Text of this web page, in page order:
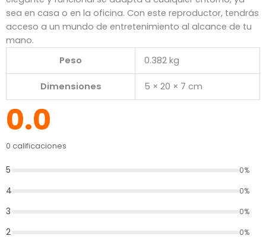
sea en casa o en la oficina. Con este reproductor, tendrás
acceso a un mundo de entretenimiento al alcance de tu
mano.
Peso
0.382 kg
Dimensiones 5 × 20 × 7 cm
0.0
0 calificaciones
5 0%
4 0%
3 0%
2 0%